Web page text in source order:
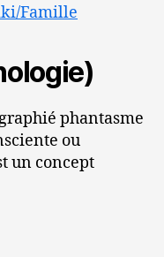
Famille
phantasme
ou
un concept